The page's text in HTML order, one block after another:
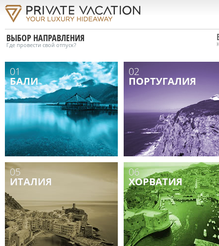
ВЫБОР НАПРАВЛЕНИЯ
Где провести свой отпуск?
01
БАЛИ
02
ПОРТУГАЛИЯ
05
ИТАЛИЯ
06
ХОРВАТИЯ